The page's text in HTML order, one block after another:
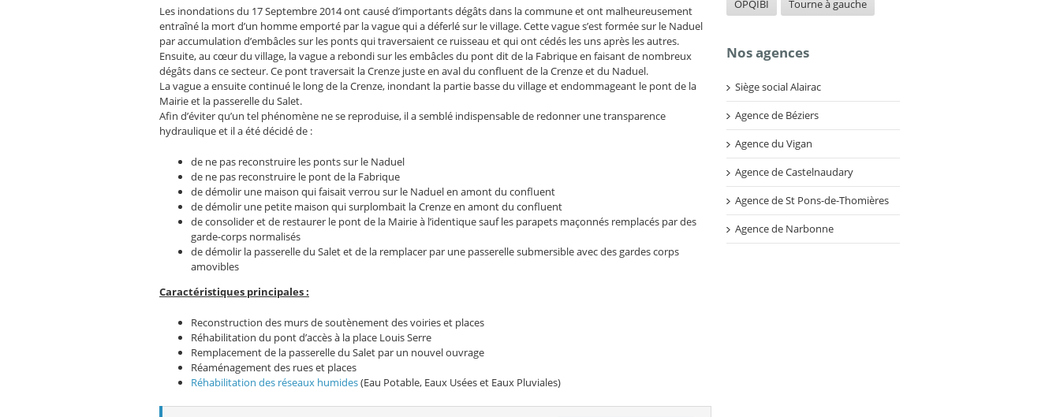
Les inondations du 17 Septembre 2014 ont causé d’importants dégâts dans la commune et ont malheureusement
entraîné la mort d’un homme emporté par la vague qui a déferlé sur le village. Cette vague s’est formée sur le Naduel
par accumulation d’embâcles sur les ponts qui traversaient ce ruisseau et qui ont cédés les uns après les autres.
Ensuite, au cœur du village, la vague a rebondi sur les embâcles du pont dit de la Fabrique en faisant de nombreux
dégâts dans ce secteur. Ce pont traversait la Crenze juste en aval du confluent de la Crenze et du Naduel.
La vague a ensuite continué le long de la Crenze, inondant la partie basse du village et endommageant le pont de la
Mairie et la passerelle du Salet.
Afin d’éviter qu’un tel phénomène ne se reproduise, il a semblé indispensable de redonner une transparence
hydraulique et il a été décidé de :
de ne pas reconstruire les ponts sur le Naduel
de ne pas reconstruire le pont de la Fabrique
de démolir une maison qui faisait verrou sur le Naduel en amont du confluent
de démolir une petite maison qui surplombait la Crenze en amont du confluent
de consolider et de restaurer le pont de la Mairie à l’identique sauf les parapets maçonnés remplacés par des
garde-corps normalisés
de démolir la passerelle du Salet et de la remplacer par une passerelle submersible avec des gardes corps
amovibles
Caractéristiques principales :
Reconstruction des murs de soutènement des voiries et places
Réhabilitation du pont d’accès à la place Louis Serre
Remplacement de la passerelle du Salet par un nouvel ouvrage
Réaménagement des rues et places
Réhabilitation des réseaux humides(Eau Potable, Eaux Usées et Eaux Pluviales)
OPQIBI
Tourne à gauche
Nos agences
Siège social Alairac
Agence de Béziers
Agence du Vigan
Agence de Castelnaudary
Agence de St Pons-de-Thomières
Agence de Narbonne